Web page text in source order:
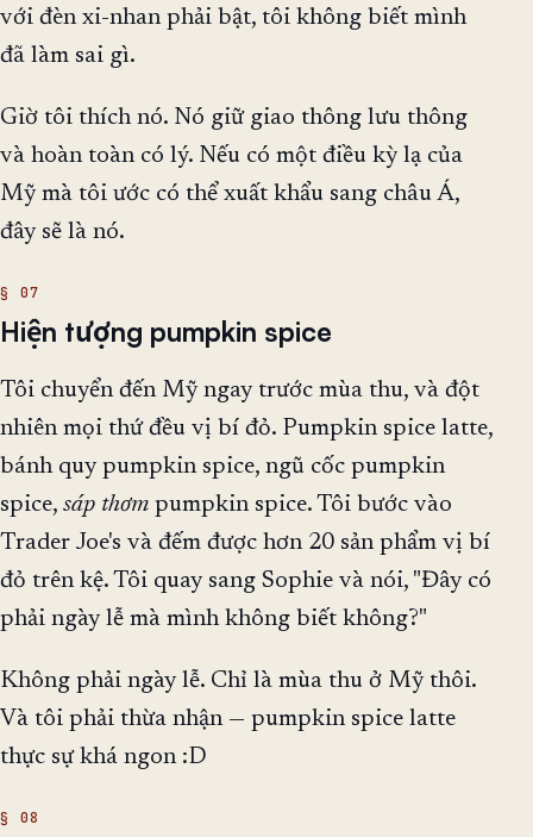
với đèn xi-nhan phải bật, tôi không biết mình
đã làm sai gì.
Giờ tôi thích nó. Nó giữ giao thông lưu thông
và hoàn toàn có lý. Nếu có một điều kỳ lạ của
Mỹ mà tôi ước có thể xuất khẩu sang châu Á,
đây sẽ là nó.
Hiện tượng pumpkin spice
Tôi chuyển đến Mỹ ngay trước mùa thu, và đột
nhiên mọi thứ đều vị bí đỏ. Pumpkin spice latte,
bánh quy pumpkin spice, ngũ cốc pumpkin
spice, sáp thơm pumpkin spice. Tôi bước vào
Trader Joe's và đếm được hơn 20 sản phẩm vị bí
đỏ trên kệ. Tôi quay sang Sophie và nói, "Đây có
phải ngày lễ mà mình không biết không?"
Không phải ngày lễ. Chỉ là mùa thu ở Mỹ thôi.
Và tôi phải thừa nhận — pumpkin spice latte
thực sự khá ngon :D